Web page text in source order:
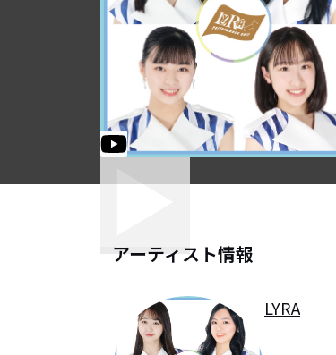
アーティスト情報
LYRA